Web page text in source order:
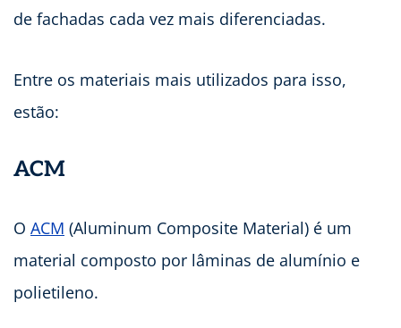
de fachadas cada vez mais diferenciadas.
Entre os materiais mais utilizados para isso,
estão:
ACM
O ACM (Aluminum Composite Material) é um
material composto por lâminas de alumínio e
polietileno.